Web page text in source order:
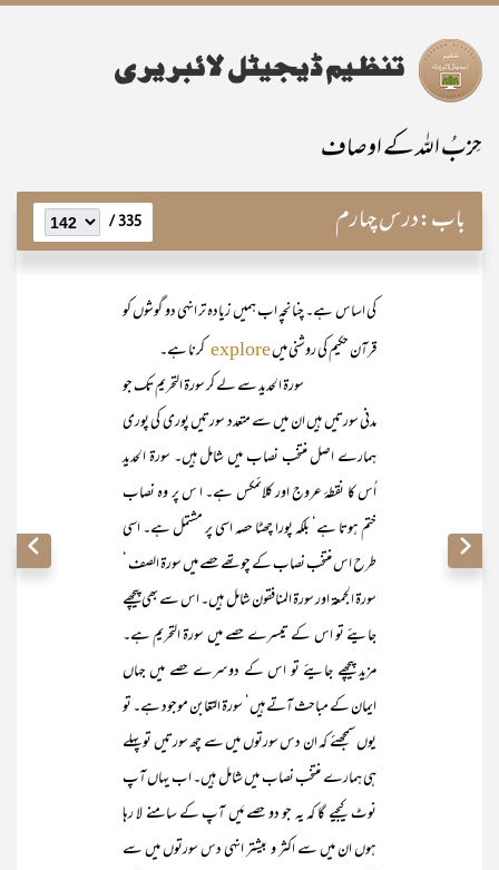
حِزبُ اللہ کے اوصاف
باب:درس چہارم 335 /
کی اساس ہے۔ چنانچہ اب ہمیں زیادہ تر انہی دو گوشوں کو
قرآن حکیم کی روشنی میںexplore کرنا ہے۔
سورۃ الحدید سے لے کر سورۃ التحریم تک جو
مدنی سورتیں ہیں ان میں سے متعدد سورتیں پوری کی پوری
ہمارے اصل منتخب نصاب میں شامل ہیں۔ سورۃ الحدید
اُس کا نقطۂ عروج اور کلائمکس ہے۔ ا س پر وہ نصاب
ختم ہوتا ہے‘ بلکہ پورا چھٹا حصہ اسی پر مشتمل ہے۔ اسی
طرح اس منتخب نصاب کے چوتھے حصے میں سورۃ الصف ‘
سورۃ الجمعۃ اور سورۃ المنافقون شامل ہیں۔ اس سے بھی پیچھے
جایئے تو اس کے تیسرے حصے میں سورۃ التحریم ہے۔
مزید پیچھے جایئے تو اس کے دوسرے حصے میں جہاں
ایمان کے مباحث آتے ہیں‘ سورۃ التغابن موجود ہے۔ تو
یوں سمجھئے کہ ان دس سورتوں میں سے چھ سورتیں تو پہلے
ہی ہمارے منتخب نصاب میں شامل ہیں۔ اب یہاں آپ
نوٹ کیجیے گا کہ یہ جو دو حصے مَیں آپ کے سامنے لا رہا
ہوں ان میں سے اکثر و بیشتر انہی دس سورتوں میں سے